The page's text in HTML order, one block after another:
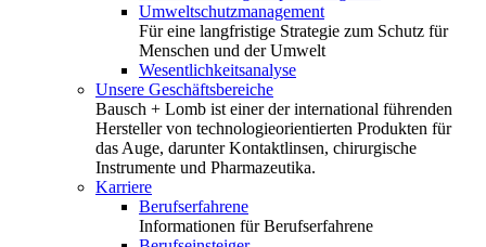
Umweltschutzmanagement
Für eine langfristige Strategie zum Schutz für
Menschen und der Umwelt
Wesentlichkeitsanalyse
Unsere Geschäftsbereiche
Bausch + Lomb ist einer der international führenden
Hersteller von technologieorientierten Produkten für
das Auge, darunter Kontaktlinsen, chirurgische
Instrumente und Pharmazeutika.
Karriere
Berufserfahrene
Informationen für Berufserfahrene